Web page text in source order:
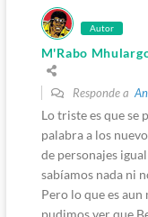
Autor
M'Rabo
Responde a
Lo triste es que
palabra a los
de personajes
sabíamos nada ni
Pero lo que es